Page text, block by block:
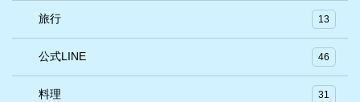
旅行 13
公式LINE 46
料理 31